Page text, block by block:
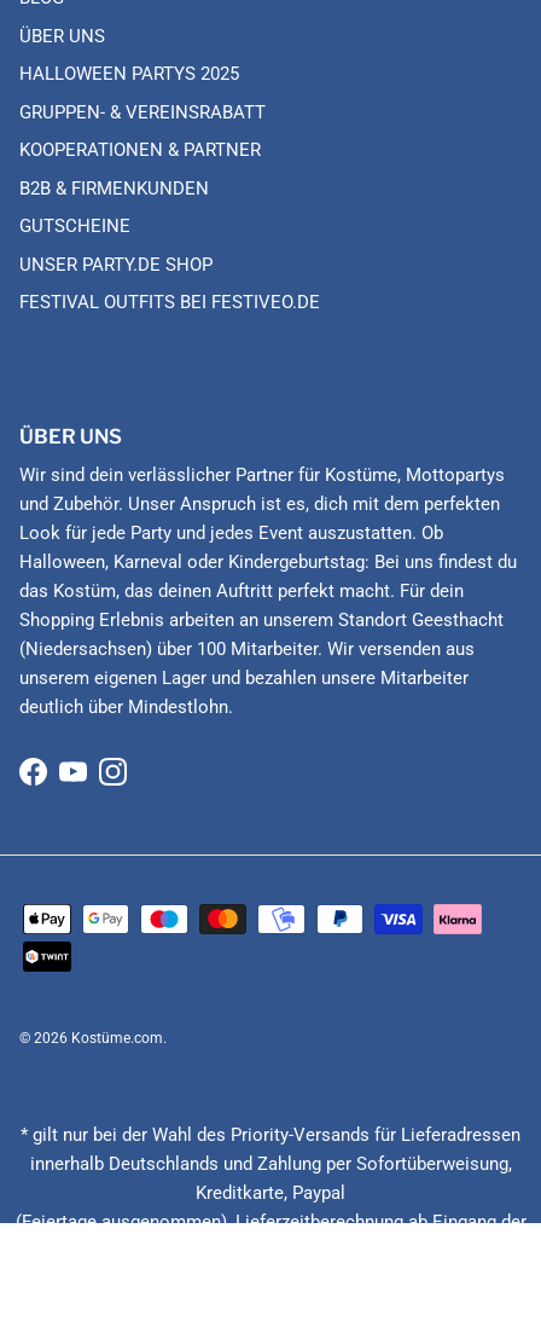
ÜBER UNS
HALLOWEEN PARTYS 2025
GRUPPEN- & VEREINSRABATT
KOOPERATIONEN & PARTNER
B2B & FIRMENKUNDEN
GUTSCHEINE
UNSER PARTY.DE SHOP
FESTIVAL OUTFITS BEI FESTIVEO.DE
ÜBER UNS
Wir sind dein verlässlicher Partner für Kostüme, Mottopartys
und Zubehör. Unser Anspruch ist es, dich mit dem perfekten
Look für jede Party und jedes Event auszustatten. Ob
Halloween, Karneval oder Kindergeburtstag: Bei uns findest du
das Kostüm, das deinen Auftritt perfekt macht. Für dein
Shopping Erlebnis arbeiten an unserem Standort Geesthacht
(Niedersachsen) über 100 Mitarbeiter. Wir versenden aus
unserem eigenen Lager und bezahlen unsere Mitarbeiter
deutlich über Mindestlohn.
Facebook
YouTubeInstagram
© 2026 Kostüme.com.
* gilt nur bei der Wahl des Priority-Versands für Lieferadressen
innerhalb Deutschlands und Zahlung per Sofortüberweisung,
Kreditkarte, Paypal
(Feiertage ausgenommen), Lieferzeitberechnung ab Eingang der